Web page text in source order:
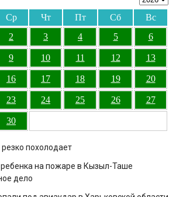
Ср Чт Пт Сб
Вс
2 3 4 5 6
9 10 11 12 13
16 17 18 19 20
23 24 25 26 27
30
похолодает
ребенка на пожаре в Кызыл-Таше
дело